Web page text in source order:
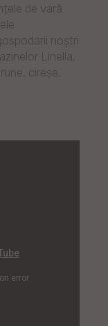
de vară
noștri
Linella,
cireșe,